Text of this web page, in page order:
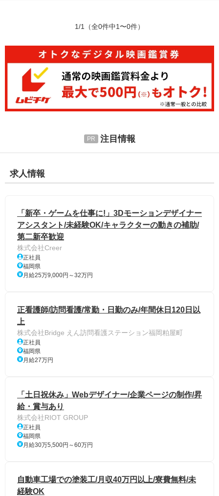
1/1 （全0件中1〜0件）
注目情報
求人情報
「新卒・ゲームを仕事に!」3Dモーションデザイナー
アシスタント/未経験OK/キャラクターの動きの補助/
第二新卒歓迎
株式会社Creer
正社員
福岡県
月給25万9,000円～32万円
正看護師/訪問看護/常勤・日勤のみ/年間休日120日以
上
株式会社Bridge えん訪問看護ステーション福岡粕屋町
正社員
福岡県
月給27万円
「土日祝休み」Webデザイナー/企業ページの制作/昇
給・賞与あり
株式会社RIOT GROUP
正社員
福岡県
月給30万5,500円～60万円
自動車工場での塗装工/月収40万円以上/寮費無料/未
経験OK